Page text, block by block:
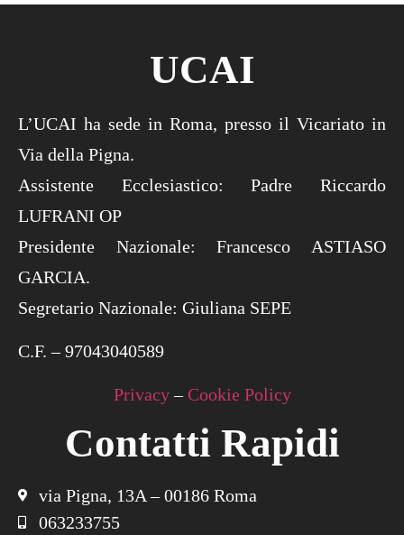
UCAI
L’UCAI ha sede in Roma, presso il Vicariato in
Via della Pigna.
Assistente Ecclesiastico: Padre Riccardo
LUFRANI OP
Presidente Nazionale: Francesco ASTIASO
GARCIA.
Segretario Nazionale: Giuliana SEPE
C.F. – 97043040589
Privacy–Cookie Policy
Contatti Rapidi
via Pigna, 13A – 00186 Roma
063233755